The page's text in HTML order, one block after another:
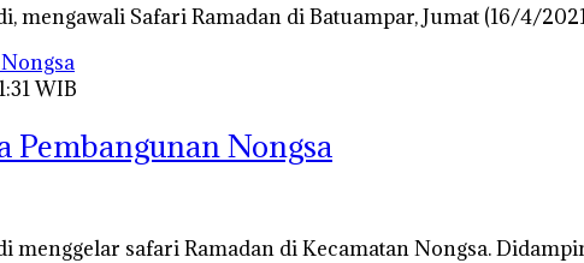
mengawali Safari Ramadan di Batuampar, Jumat (16/4/
WIB
Pembangunan Nongsa
menggelar safari Ramadan di Kecamatan Nongsa.